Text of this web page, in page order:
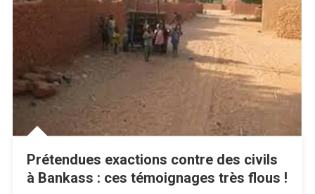
Prétendues exactions contre des civils
à Bankass : ces témoignages très flous !